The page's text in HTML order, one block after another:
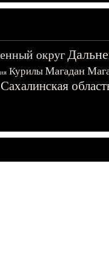
округ
Курилы Магадан
Сахалинская